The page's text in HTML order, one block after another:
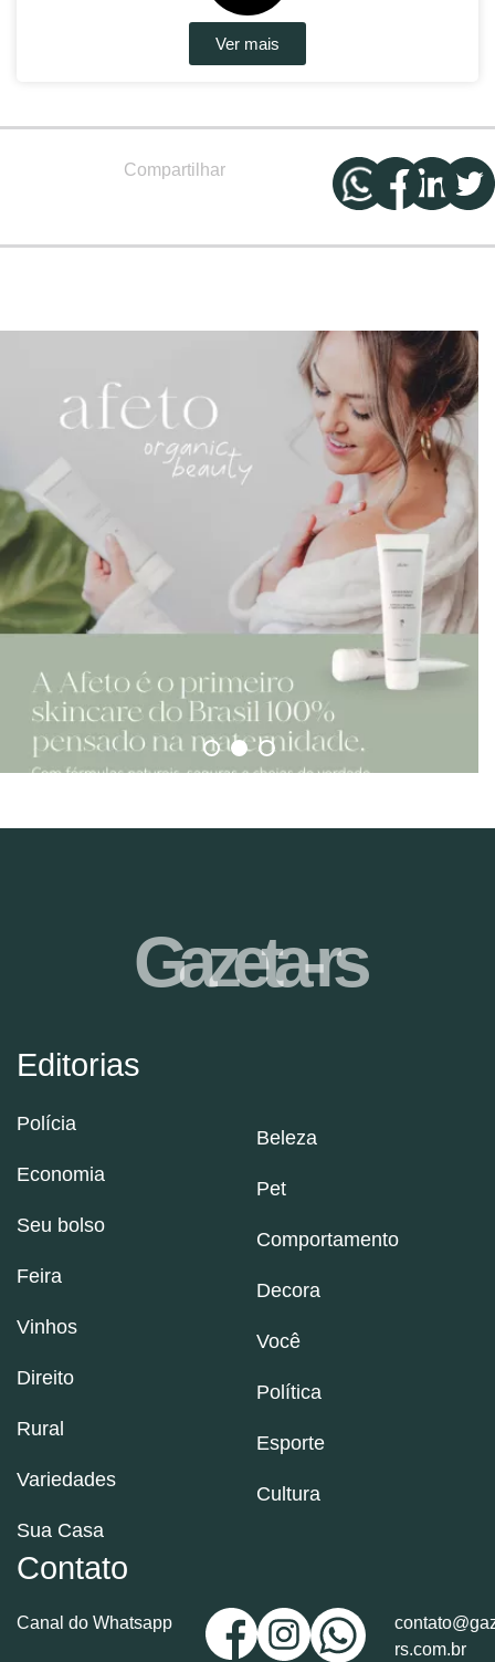
Ver mais
Compartilhar
Editorias
Polícia
Economia
Seu bolso
Feira
Vinhos
Direito
Rural
Variedades
Sua Casa
Beleza
Pet
Comportamento
Decora
Você
Política
Esporte
Cultura
Contato
Canal do Whatsapp
rs.com.br
Gazeta-rs